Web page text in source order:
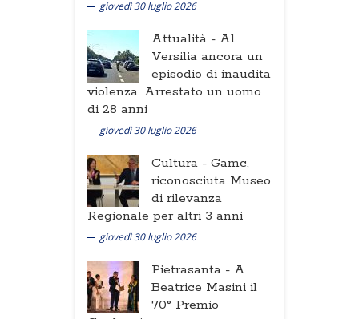
giovedì 30 luglio 2026
Attualità - Al
Versilia ancora un
episodio di inaudita
violenza. Arrestato un uomo
di 28 anni
giovedì 30 luglio 2026
Cultura - Gamc,
riconosciuta Museo
di rilevanza
Regionale per altri 3 anni
giovedì 30 luglio 2026
Pietrasanta - A
Beatrice Masini il
70° Premio